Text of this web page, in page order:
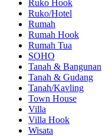
Ruko Hook
Ruko/Hotel
Rumah
Rumah Hook
Rumah Tua
SOHO
Tanah & Bangunan
Tanah & Gudang
Tanah/Kavling
Town House
Villa
Villa Hook
Wisata